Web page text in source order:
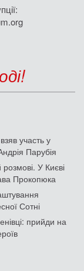
участь у
Парубія
розмові. У Києві
Прокопюка
Сотні
прийди на